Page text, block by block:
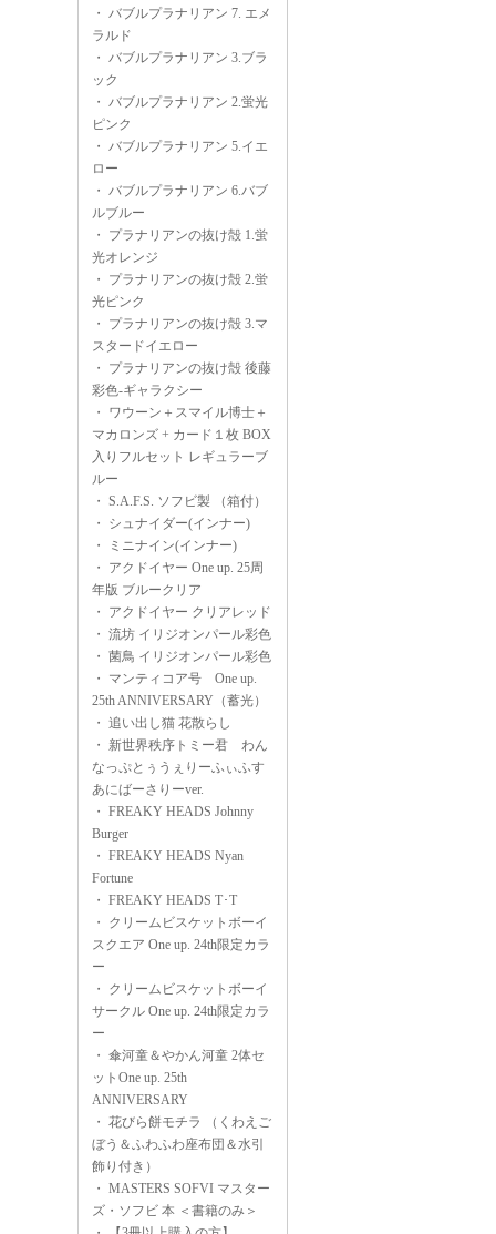
・ バブルプラナリアン 7. エメ
ラルド
・ バブルプラナリアン 3.ブラ
ック
・ バブルプラナリアン 2.蛍光
ピンク
・ バブルプラナリアン 5.イエ
ロー
・ バブルプラナリアン 6.バブ
ルブルー
・ プラナリアンの抜け殻 1.蛍
光オレンジ
・ プラナリアンの抜け殻 2.蛍
光ピンク
・ プラナリアンの抜け殻 3.マ
スタードイエロー
・ プラナリアンの抜け殻 後藤
彩色-ギャラクシー
・ ワウーン＋スマイル博士＋
マカロンズ + カード１枚 BOX
入りフルセット レギュラーブ
ルー
・ S.A.F.S. ソフビ製 （箱付）
・ シュナイダー(インナー)
・
ミニナイン(インナー)
・ アクドイヤー One up. 25周
年版 ブルークリア
・ アクドイヤー クリアレッド
・ 流坊 イリジオンパール彩色
・ 菌鳥 イリジオンパール彩色
・ マンティコア号 One up.
25th ANNIVERSARY（蓄光）
・ 追い出し猫 花散らし
・ 新世界秩序トミー君 わん
なっぷとぅうぇりーふぃふす
あにばーさりーver.
・ FREAKY HEADS Johnny
Burger
・ FREAKY HEADS Nyan
Fortune
・ FREAKY HEADS T･T
・ クリームビスケットボーイ
スクエア One up. 24th限定カラ
ー
・ クリームビスケットボーイ
サークル One up. 24th限定カラ
ー
・ 傘河童＆やかん河童 2体セ
ットOne up. 25th
ANNIVERSARY
・ 花びら餅モチラ （くわえご
ぼう＆ふわふわ座布団＆水引
飾り付き）
・ MASTERS SOFVI マスター
ズ・ソフビ 本 ＜書籍のみ＞